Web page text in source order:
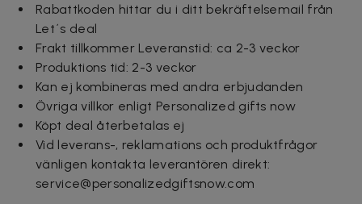
Rabattkoden hittar du i ditt bekräftelsemail från
Let´s deal
Frakt tillkommer Leveranstid: ca 2-3 veckor
Produktions tid: 2-3 veckor
Kan ej kombineras med andra erbjudanden
Övriga villkor enligt Personalized gifts now
Köpt deal återbetalas ej
Vid leverans-, reklamations och produktfrågor
vänligen kontakta leverantören direkt:
service@personalizedgiftsnow.com